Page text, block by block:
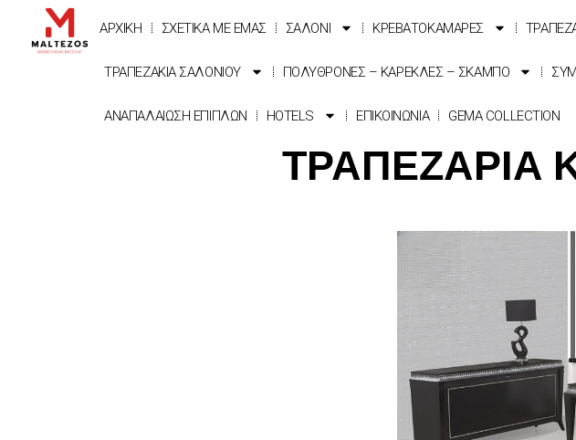
ΑΡΧΙΚΗ ΣΧΕΤΙΚΑ ΜΕ ΕΜΑΣ ΣΑΛΟΝΙ ΚΡΕΒΑΤΟΚΑΜΑΡΕΣ
ΤΡΑΠΕΖΑΚΙΑ ΣΑΛΟΝΙΟΥ ΠΟΛΥΘΡΟΝΕΣ – ΚΑΡΕΚΛΕΣ – ΣΚΑΜΠΟ
ΑΝΑΠΑΛΑΙΩΣΗ ΕΠΙΠΛΩΝ HOTELS ΕΠΙΚΟΙΝΩΝΙΑ GEMA COLLECTION
ΤΡΑΠΕΖΑΡΙΑ